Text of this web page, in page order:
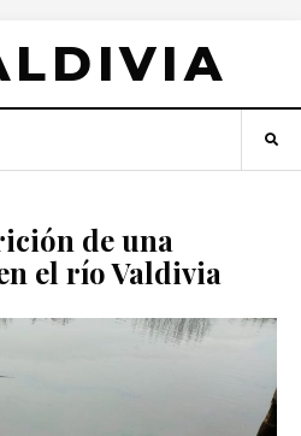
de una
el río Valdivia